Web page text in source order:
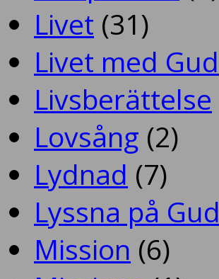
Livet (31)
Livet med Gud
Livsberättelse
Lovsång (2)
Lydnad (7)
Lyssna på Gud
Mission (6)